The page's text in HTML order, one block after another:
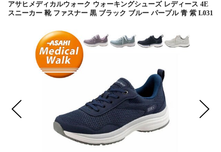
アサヒメディカルウォーク ウォーキングシューズ レディース 4E
スニーカー 靴 ファスナー 黒 ブラック ブルー パープル 青 紫 L031